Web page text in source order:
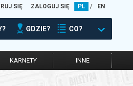
SIĘ ZALOGUJ SIĘ PL / EN
GDZIE? CO?
KARNETY INNE